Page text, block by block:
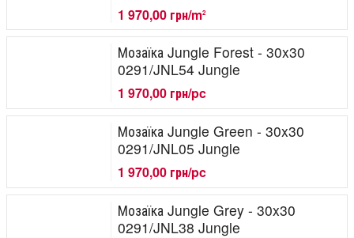
1 970,00 грн/m2
Мозаїка Jungle Forest - 30x30
0291/JNL54 Jungle
1 970,00 грн/pc
Мозаїка Jungle Green - 30x30
0291/JNL05 Jungle
1 970,00 грн/pc
Мозаїка Jungle Grey - 30x30
0291/JNL38 Jungle